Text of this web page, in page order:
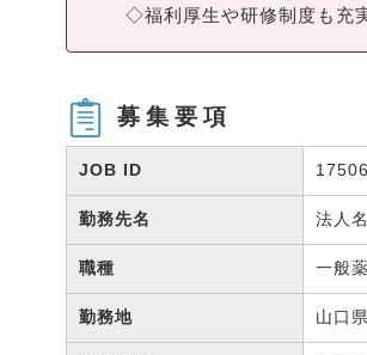
◇福利厚生や研修制度も充
募集要項
JOB ID
勤務先名 法人
職種 一般
勤務地 山口